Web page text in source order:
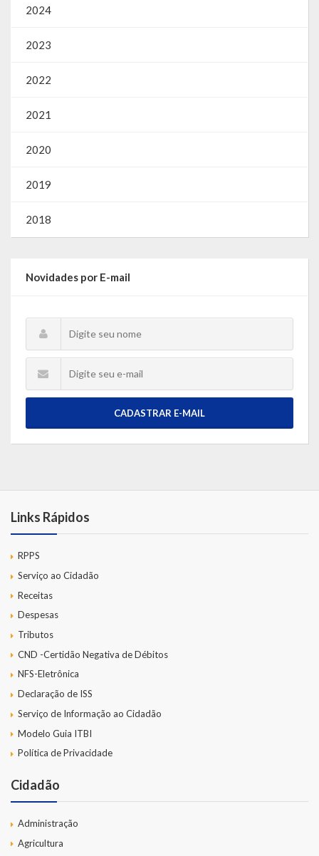
2024
2023
2022
2021
2020
2019
2018
Novidades por E-mail
CADASTRAR E-MAIL
Links Rápidos
RPPS
Serviço ao Cidadão
Receitas
Despesas
Tributos
CND -Certidão Negativa de Débitos
NFS-Eletrônica
Declaração de ISS
Serviço de Informação ao Cidadão
Modelo Guia ITBI
Política de Privacidade
Cidadão
Administração
Agricultura